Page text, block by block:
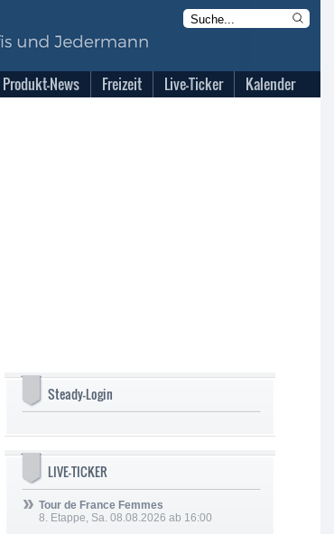
Produkt-News Freizeit Live-Ticker Kalender
Steady-Login
LIVE-TICKER
Tour de France Femmes
8. Etappe, Sa. 08.08.2026 ab 16:00